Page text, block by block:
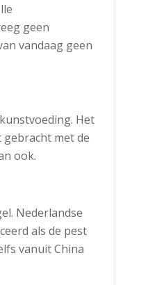
geen
vandaag geen
Het
met de
ook.
Nederlandse
als de pest
vanuit China